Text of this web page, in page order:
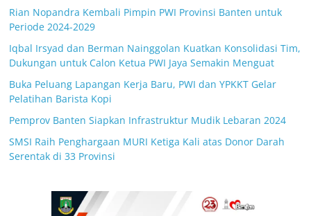
Rian Nopandra Kembali Pimpin PWI Provinsi Banten untuk
Periode 2024-2029
Iqbal Irsyad dan Berman Nainggolan Kuatkan Konsolidasi Tim,
Dukungan untuk Calon Ketua PWI Jaya Semakin Menguat
Buka Peluang Lapangan Kerja Baru, PWI dan YPKKT Gelar
Pelatihan Barista Kopi
Pemprov Banten Siapkan Infrastruktur Mudik Lebaran 2024
SMSI Raih Penghargaan MURI Ketiga Kali atas Donor Darah
Serentak di 33 Provinsi